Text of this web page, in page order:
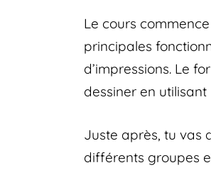
Le cours
principales
d’impressions. Le
dessiner en utilisant
Juste après, tu vas
différents groupes